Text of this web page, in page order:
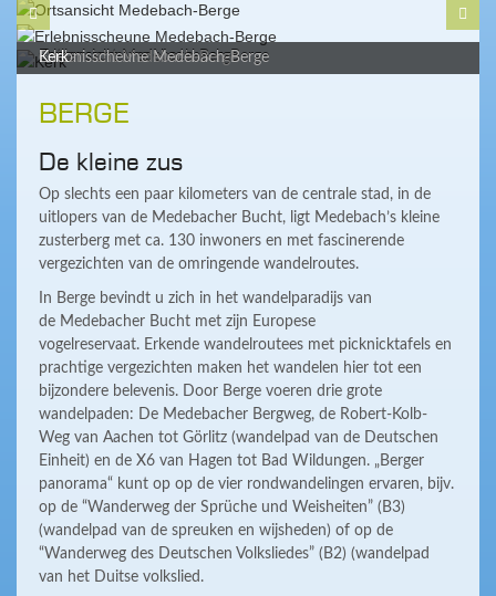
Ortsansicht Medebach-Berge
Erlebnisscheune Medebach-Berge
Kerk
BERGE
De kleine zus
Op slechts een paar kilometers van de centrale stad, in de
uitlopers van de Medebacher Bucht, ligt Medebach’s kleine
zusterberg met ca. 130 inwoners en met fascinerende
vergezichten van de omringende wandelroutes.
In Berge bevindt u zich in het wandelparadijs van
de Medebacher Bucht met zijn Europese
vogelreservaat. Erkende wandelroutees met picknicktafels en
prachtige vergezichten maken het wandelen hier tot een
bijzondere belevenis. Door Berge voeren drie grote
wandelpaden: De Medebacher Bergweg, de Robert-Kolb-
Weg van Aachen tot Görlitz (wandelpad van de Deutschen
Einheit) en de X6 van Hagen tot Bad Wildungen. „Berger
panorama“ kunt op op de vier rondwandelingen ervaren, bijv.
op de “Wanderweg der Sprüche und Weisheiten” (B3)
(wandelpad van de spreuken en wijsheden) of op de
“Wanderweg des Deutschen Volksliedes” (B2) (wandelpad
van het Duitse volkslied.